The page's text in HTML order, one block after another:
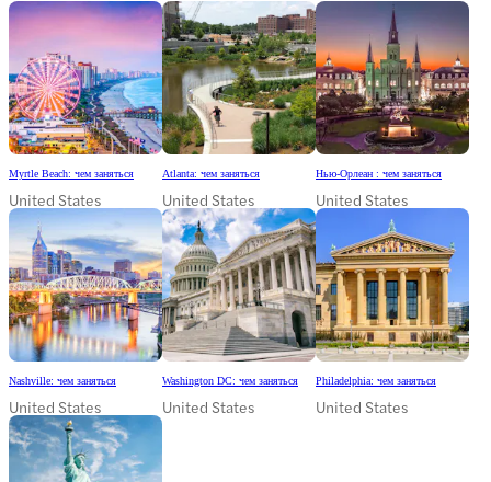
Myrtle Beach: чем заняться
United States
Atlanta: чем заняться
United States
Нью-Орлеан : чем заняться
United States
Nashville: чем заняться
United States
Washington DC: чем заняться
United States
Philadelphia: чем заняться
United States